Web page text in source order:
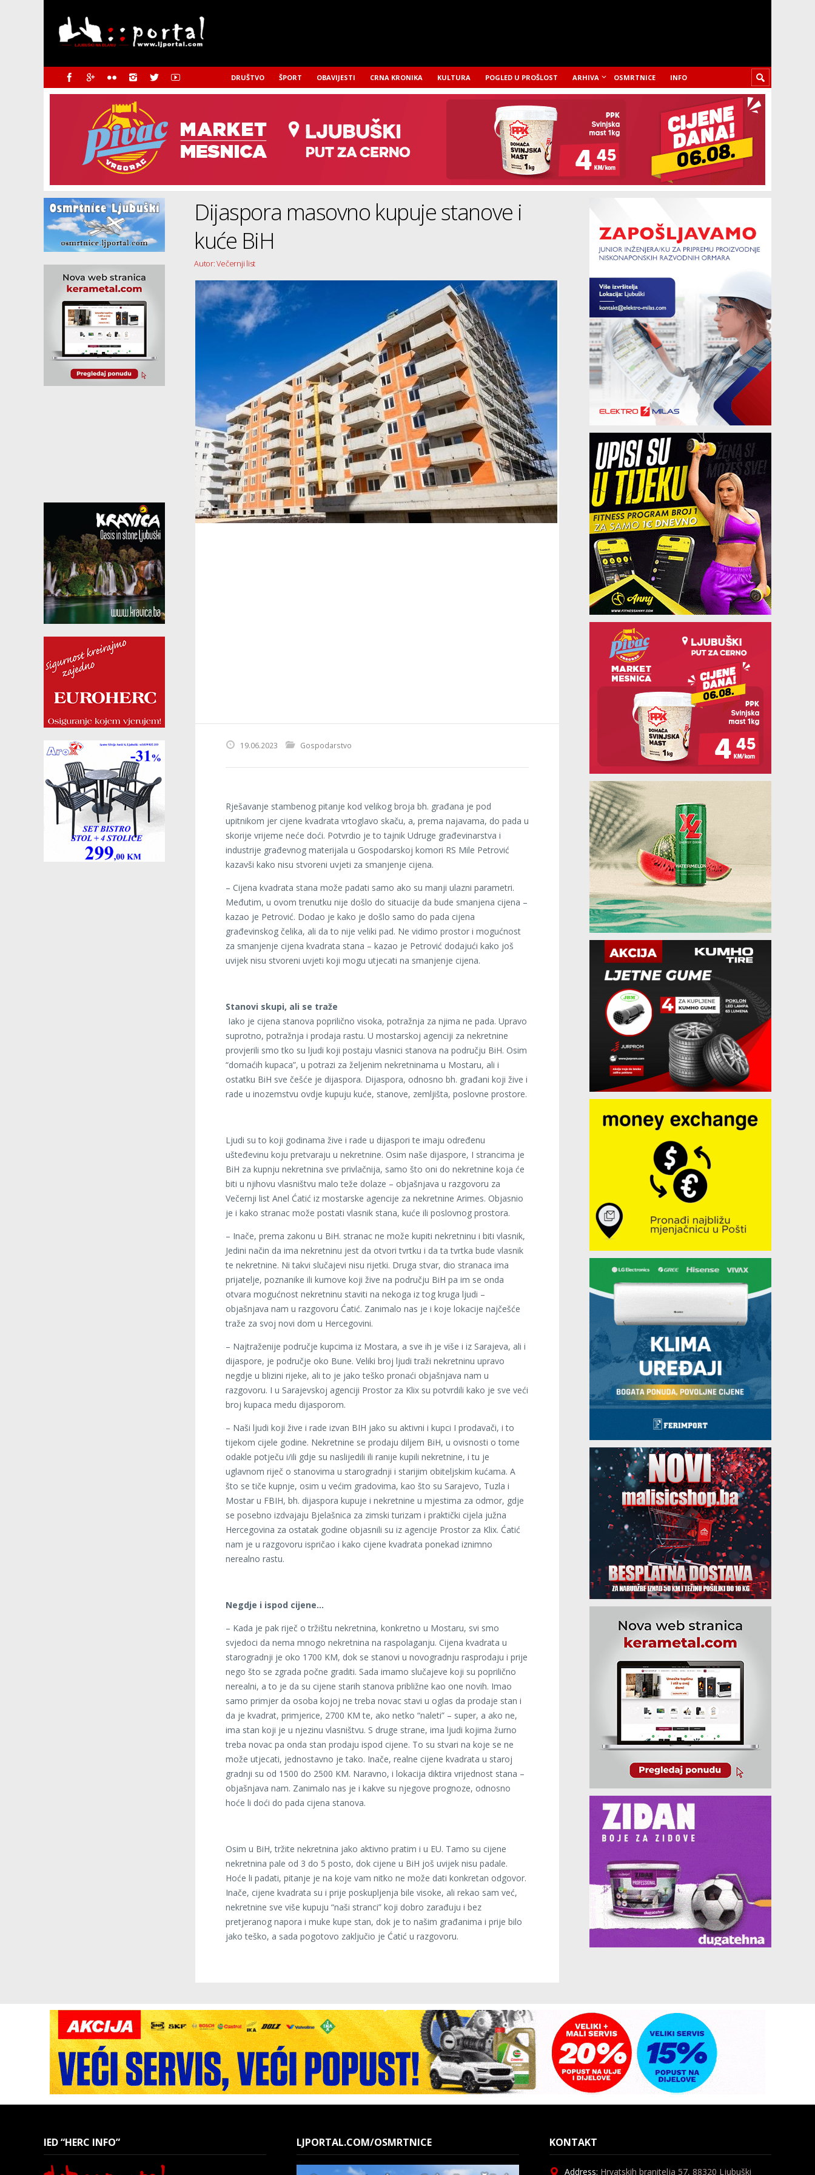
DRUŠTVO ŠPORT OBAVIJESTI CRNA KRONIKA KULTURA POGLED U PROŠLOST ARHIVA OSMRTNICE INFO
Dijaspora masovno kupuje stanove i
kuće BiH
Autor: Večernji list
19.06.2023 Gospodarstvo
Rješavanje stambenog pitanje kod velikog broja bh. građana je pod
upitnikom jer cijene kvadrata vrtoglavo skaču, a, prema najavama, do pada u
skorije vrijeme neće doći. Potvrdio je to tajnik Udruge građevinarstva i
industrije građevnog materijala u Gospodarskoj komori RS Mile Petrović
kazavši kako nisu stvoreni uvjeti za smanjenje cijena.
– Cijena kvadrata stana može padati samo ako su manji ulazni parametri.
Međutim, u ovom trenutku nije došlo do situacije da bude smanjena cijena –
kazao je Petrović. Dodao je kako je došlo samo do pada cijena
građevinskog čelika, ali da to nije veliki pad. Ne vidimo prostor i mogućnost
za smanjenje cijena kvadrata stana – kazao je Petrović dodajući kako još
uvijek nisu stvoreni uvjeti koji mogu utjecati na smanjenje cijena.
Stanovi skupi, ali se traže
Iako je cijena stanova poprilično visoka, potražnja za njima ne pada. Upravo
suprotno, potražnja i prodaja rastu. U mostarskoj agenciji za nekretnine
provjerili smo tko su ljudi koji postaju vlasnici stanova na području BiH. Osim
“domaćih kupaca”, u potrazi za željenim nekretninama u Mostaru, ali i
ostatku BiH sve češće je dijaspora. Dijaspora, odnosno bh. građani koji žive i
rade u inozemstvu ovdje kupuju kuće, stanove, zemljišta, poslovne prostore.
Ljudi su to koji godinama žive i rade u dijaspori te imaju određenu
ušteđevinu koju pretvaraju u nekretnine. Osim naše dijaspore, I strancima je
BiH za kupnju nekretnina sve privlačnija, samo što oni do nekretnine koja će
biti u njihovu vlasništvu malo teže dolaze – objašnjava u razgovoru za
Večernji list Anel Ćatić iz mostarske agencije za nekretnine Arimes. Objasnio
je i kako stranac može postati vlasnik stana, kuće ili poslovnog prostora.
– Inače, prema zakonu u BiH. stranac ne može kupiti nekretninu i biti vlasnik,
Jedini način da ima nekretninu jest da otvori tvrtku i da ta tvrtka bude vlasnik
te nekretnine. Ni takvi slučajevi nisu rijetki. Druga stvar, dio stranaca ima
prijatelje, poznanike ili kumove koji žive na području BiH pa im se onda
otvara mogućnost nekretninu staviti na nekoga iz tog kruga ljudi –
objašnjava nam u razgovoru Ćatić. Zanimalo nas je i koje lokacije najčešće
traže za svoj novi dom u Hercegovini.
– Najtraženije područje kupcima iz Mostara, a sve ih je više i iz Sarajeva, ali i
dijaspore, je područje oko Bune. Veliki broj ljudi traži nekretninu upravo
negdje u blizini rijeke, ali to je jako teško pronaći objašnjava nam u
razgovoru. I u Sarajevskoj agenciji Prostor za Klix su potvrdili kako je sve veći
broj kupaca medu dijasporom.
– Naši ljudi koji žive i rade izvan BIH jako su aktivni i kupci I prodavači, i to
tijekom cijele godine. Nekretnine se prodaju diljem BiH, u ovisnosti o tome
odakle potječu i/ili gdje su naslijedili ili ranije kupili nekretnine, i tu je
uglavnom riječ o stanovima u starogradnji i starijim obiteljskim kućama. A
što se tiče kupnje, osim u većim gradovima, kao što su Sarajevo, Tuzla i
Mostar u FBIH, bh. dijaspora kupuje i nekretnine u mjestima za odmor, gdje
se posebno izdvajaju Bjelašnica za zimski turizam i praktički cijela južna
Hercegovina za ostatak godine objasnili su iz agencije Prostor za Klix. Ćatić
nam je u razgovoru ispričao i kako cijene kvadrata ponekad iznimno
nerealno rastu.
Negdje i ispod cijene…
– Kada je pak riječ o tržištu nekretnina, konkretno u Mostaru, svi smo
svjedoci da nema mnogo nekretnina na raspolaganju. Cijena kvadrata u
starogradnji je oko 1700 KM, dok se stanovi u novogradnju rasprodaju i prije
nego što se zgrada počne graditi. Sada imamo slučajeve koji su poprilično
nerealni, a to je da su cijene starih stanova približne kao one novih. Imao
samo primjer da osoba kojoj ne treba novac stavi u oglas da prodaje stan i
da je kvadrat, primjerice, 2700 KM te, ako netko “naleti” – super, a ako ne,
ima stan koji je u njezinu vlasništvu. S druge strane, ima ljudi kojima žurno
treba novac pa onda stan prodaju ispod cijene. To su stvari na koje se ne
može utjecati, jednostavno je tako. Inače, realne cijene kvadrata u staroj
gradnji su od 1500 do 2500 KM. Naravno, i lokacija diktira vrijednost stana –
objašnjava nam. Zanimalo nas je i kakve su njegove prognoze, odnosno
hoće li doći do pada cijena stanova.
Osim u BiH, tržite nekretnina jako aktivno pratim i u EU. Tamo su cijene
nekretnina pale od 3 do 5 posto, dok cijene u BiH još uvijek nisu padale.
Hoće li padati, pitanje je na koje vam nitko ne može dati konkretan odgovor.
Inače, cijene kvadrata su i prije poskupljenja bile visoke, ali rekao sam već,
nekretnine sve više kupuju “naši stranci” koji dobro zarađuju i bez
pretjeranog napora i muke kupe stan, dok je to našim građanima i prije bilo
jako teško, a sada pogotovo zaključio je Ćatić u razgovoru.
IED “HERC INFO” LJPORTAL.COM/OSMRTNICE KONTAKT
Address: Hrvatskih branitelja 57, 88320 Ljubuški